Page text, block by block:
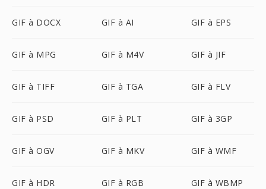
GIF à DOCX GIF à AI GIF à EPS
GIF à MPG GIF à M4V GIF à JIF
GIF à TIFF GIF à TGA GIF à FLV
GIF à PSD GIF à PLT GIF à 3GP
GIF à OGV GIF à MKV GIF à WMF
GIF à HDR GIF à RGB GIF à WBMP